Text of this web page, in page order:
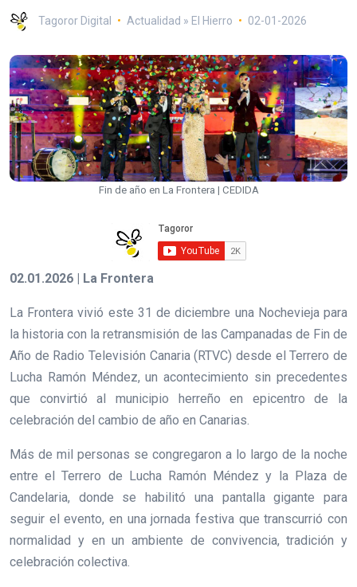
Tagoror Digital Actualidad » El Hierro 02-01-2026
Fin de año en La Frontera | CEDIDA
02.01.2026 | La Frontera
La Frontera vivió este 31 de diciembre una Nochevieja para
la historia con la retransmisión de las Campanadas de Fin de
Año de Radio Televisión Canaria (RTVC) desde el Terrero de
Lucha Ramón Méndez, un acontecimiento sin precedentes
que convirtió al municipio herreño en epicentro de la
celebración del cambio de año en Canarias.
Más de mil personas se congregaron a lo largo de la noche
entre el Terrero de Lucha Ramón Méndez y la Plaza de
Candelaria, donde se habilitó una pantalla gigante para
seguir el evento, en una jornada festiva que transcurrió con
normalidad y en un ambiente de convivencia, tradición y
celebración colectiva.